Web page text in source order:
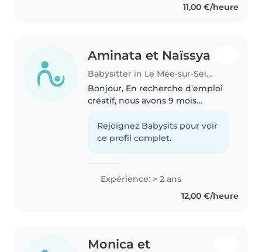
beaucoup les animaux..11,00 €/heure
Aminata et Naïssya
Babysitter in Le Mée-sur-Seine
Bonjour, En recherche d'emploi
créatif, nous avons 9 mois
d'âge préscolaire et scolaire.
Nous proposons des activités
Rejoignez Babysits pour voir
ce profil complet.
Expérience: > 2 ans
12,00 €/heure
Monica et